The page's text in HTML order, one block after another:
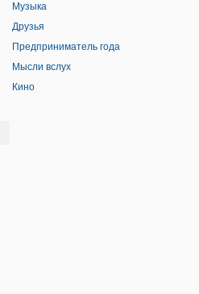
Музыка
Друзья
Предприниматель года
Мысли вслух
Кино